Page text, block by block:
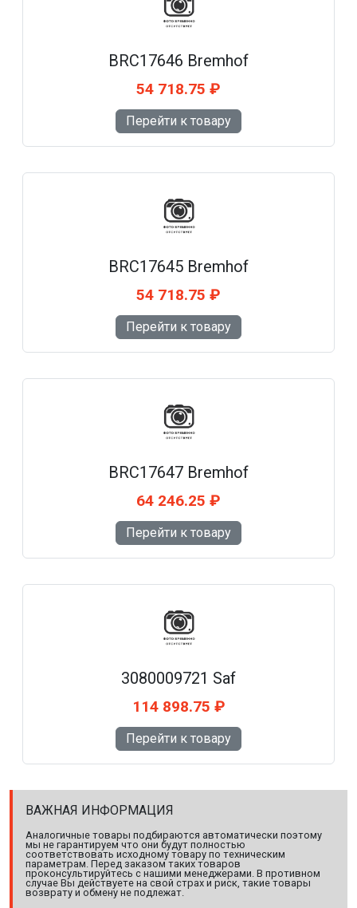
BRC17646 Bremhof
54 718.75 ₽
Перейти к товару
BRC17645 Bremhof
54 718.75 ₽
Перейти к товару
BRC17647 Bremhof
64 246.25 ₽
Перейти к товару
3080009721 Saf
114 898.75 ₽
Перейти к товару
ВАЖНАЯ ИНФОРМАЦИЯ
Аналогичные товары подбираются автоматически поэтому
мы не гарантируем что они будут полностью
соответствовать исходному товару по техническим
параметрам. Перед заказом таких товаров
проконсультируйтесь с нашими менеджерами. В противном
случае Вы действуете на свой страх и риск, такие товары
возврату и обмену не подлежат.